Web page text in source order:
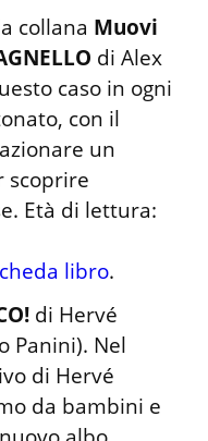
collana Muovi
di Alex
caso in ogni
con il
un
scoprire
Età di lettura:
libro.
di Hervé
Panini). Nel
di Hervé
da bambini e